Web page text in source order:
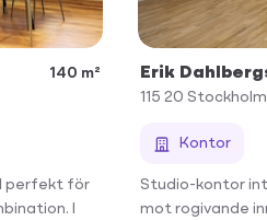
140 m²
perfekt för
I
Erik
115 20 Stockholm
Kontor
Studio-kontor
mot rogivande